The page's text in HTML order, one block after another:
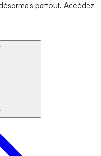
partout. Accédez